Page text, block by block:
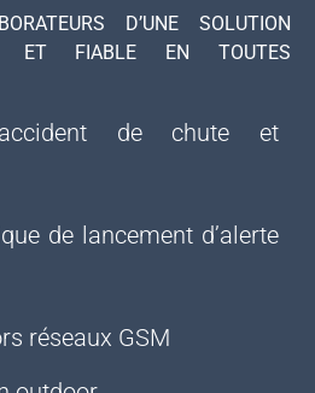
D’UNE SOLUTION
ET FIABLE EN TOUTES
de chute et
de lancement d’alerte
réseaux GSM